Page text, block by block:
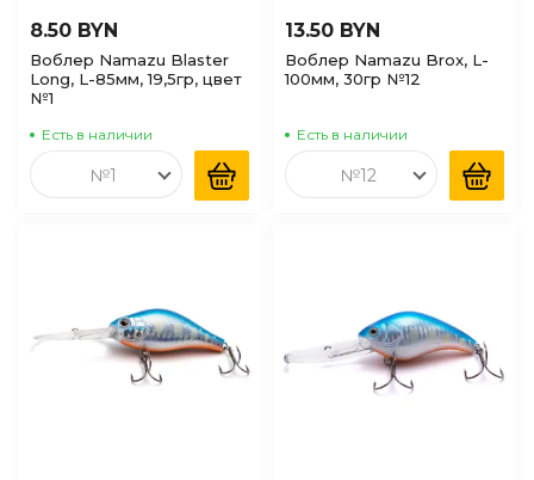
8.50 BYN
Воблер Namazu Blaster
Long, L-85мм, 19,5гр, цвет
№1
Есть в наличии
№1
13.50 BYN
Воблер Namazu Brox, L-
100мм, 30гр №12
Есть в наличии
№12